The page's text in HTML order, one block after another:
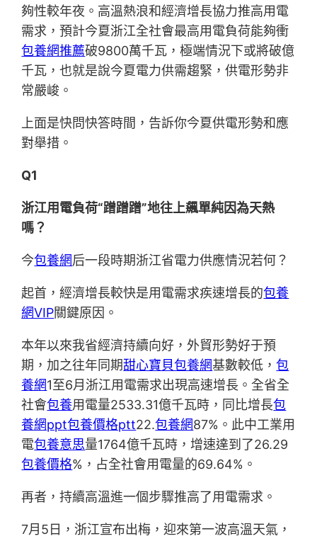
夠性較年夜。高溫熱浪和經濟增長協力推高用電
需求，預計今夏浙江全社會最高用電負荷能夠衝
包養網推薦破9800萬千瓦，極端情況下或將破億
千瓦，也就是說今夏電力供需趨緊，供電形勢非
常嚴峻。
上面是快問快答時間，告訴你今夏供電形勢和應
對舉措。
Q1
浙江用電負荷“蹭蹭蹭”地往上飆單純因為天熱
嗎？
今包養網后一段時期浙江省電力供應情況若何？
起首，經濟增長較快是用電需求疾速增長的包養
網VIP關鍵原因。
本年以來我省經濟持續向好，外貿形勢好于預
期，加之往年同期甜心寶貝包養網基數較低，包
養網1至6月浙江用電需求出現高速增長。全省全
社會包養用電量2533.31億千瓦時，同比增長包
養網ppt包養價格ptt22.包養網87%。此中工業用
電包養意思量1764億千瓦時，增速達到了26.29
包養價格%，占全社會用電量的69.64%。
再者，持續高溫進一個步驟推高了用電需求。
7月5日，浙江宣布出梅，迎來第一波高溫天氣，